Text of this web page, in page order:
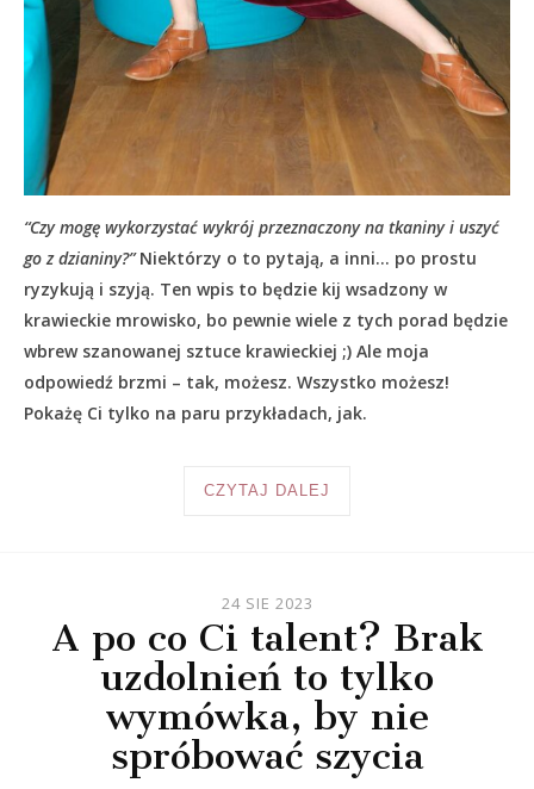
“Czy mogę wykorzystać wykrój przeznaczony na tkaniny i uszyć
go z dzianiny?”Niektórzy o to pytają, a inni… po prostu
ryzykują i szyją. Ten wpis to będzie kij wsadzony w
krawieckie mrowisko, bo pewnie wiele z tych porad będzie
wbrew szanowanej sztuce krawieckiej ;) Ale moja
odpowiedź brzmi – tak, możesz. Wszystko możesz!
Pokażę Ci tylko na paru przykładach, jak.
CZYTAJ DALEJ
24 SIE 2023
A po co Ci talent? Brak
uzdolnień to tylko
wymówka, by nie
spróbować szycia